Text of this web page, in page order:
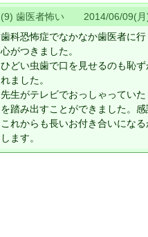
(9) 歯医者怖い 2014/06/09(
歯科恐怖症でなかなか歯医者に
心がつきました。
ひどい虫歯で口を見せるのも恥
れました。
先生がテレビでおっしゃってい
を踏み出すことができました。感
これからも長いお付き合いにな
します。